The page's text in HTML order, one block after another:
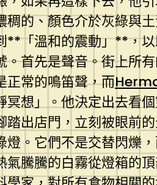
稠的、顏色介於灰綠與
**「溫和的震動」**，
。首先是聲音。街上
正常的鳴笛聲，而
冥想」。他決定出去看
踏出店門，立刻被眼前
燈。它們不是交替閃爍
氣騰騰的白霧從燈箱的